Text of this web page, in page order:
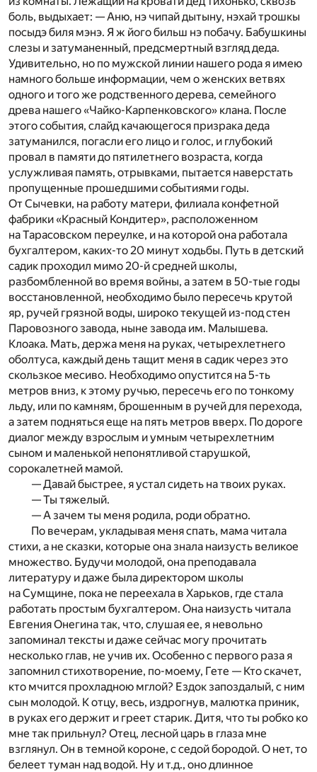
боль, выдыхает: — Аню, нэ чипай дытыну, нэхай трошкы
посыдэ биля мэнэ. Я ж його бильш нэ побачу. Бабушкины
слезы и затуманенный, предсмертный взгляд деда.
Удивительно, но по мужской линии нашего рода я имею
намного больше информации, чем о женских ветвях
одного и того же родственного дерева, семейного
древа нашего «Чайко-Карпенковского» клана. После
этого события, слайд качающегося призрака деда
затуманился, погасли его лицо и голос, и глубокий
провал в памяти до пятилетнего возраста, когда
услужливая память, отрывками, пытается наверстать
пропущенные прошедшими событиями годы.
От Сычевки, на работу матери, филиала конфетной
фабрики «Красный Кондитер», расположенном
на Тарасовском переулке, и на которой она работала
бухгалтером, каких-то 20 минут ходьбы. Путь в детский
садик проходил мимо 20-й средней школы,
разбомбленной во время войны, а затем в 50-тые годы
восстановленной, необходимо было пересечь крутой
яр, ручей грязной воды, широко текущей из-под стен
Паровозного завода, ныне завода им. Малышева.
Клоака. Мать, держа меня на руках, четырехлетнего
оболтуса, каждый день тащит меня в садик через это
скользкое месиво. Необходимо опустится на 5-ть
метров вниз, к этому ручью, пересечь его по тонкому
льду, или по камням, брошенным в ручей для перехода,
а затем подняться еще на пять метров вверх. По дороге
диалог между взрослым и умным четырехлетним
сыном и маленькой непонятливой старушкой,
сорокалетней мамой.
— Давай быстрее, я устал сидеть на твоих руках.
— Ты тяжелый.
— А зачем ты меня родила, роди обратно.
По вечерам, укладывая меня спать, мама читала
стихи, а не сказки, которые она знала наизусть великое
множество. Будучи молодой, она преподавала
литературу и даже была директором школы
на Сумщине, пока не переехала в Харьков, где стала
работать простым бухгалтером. Она наизусть читала
Евгения Онегина так, что, слушая ее, я невольно
запоминал тексты и даже сейчас могу прочитать
несколько глав, не учив их. Особенно с первого раза я
запомнил стихотворение, по-моему, Гете — Кто скачет,
кто мчится прохладною мглой? Ездок запоздалый, с ним
сын молодой. К отцу, весь, издрогнув, малютка приник,
в руках его держит и греет старик. Дитя, что ты робко ко
мне так прильнул? Отец, лесной царь в глаза мне
взглянул. Он в темной короне, с седой бородой. О нет, то
белеет туман над водой. Ну и т.д., оно длинное